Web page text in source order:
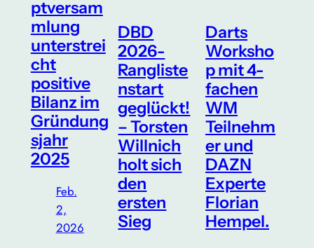
ptversam
mlung
unterstrei
cht
positive
Bilanz im
Gründung
sjahr
2025
Feb.
2,
2026
DBD
2026-
Rangliste
nstart
geglückt!
– Torsten
Willnich
holt sich
den
ersten
Sieg
Darts
Worksho
p mit 4-
fachen
WM
Teilnehm
er und
DAZN
Experte
Florian
Hempel.